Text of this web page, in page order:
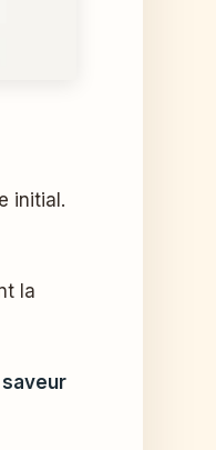
initial.
la